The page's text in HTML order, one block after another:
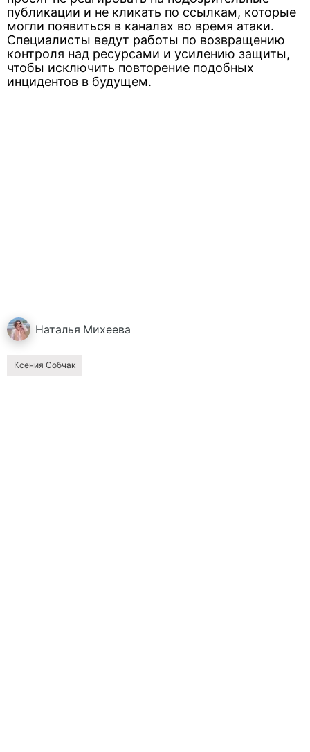
публикации и не кликать по ссылкам, которые
могли появиться в каналах во время атаки.
Специалисты ведут работы по возвращению
контроля над ресурсами и усилению защиты,
чтобы исключить повторение подобных
инцидентов в будущем.
Наталья Михеева
Ксения Собчак